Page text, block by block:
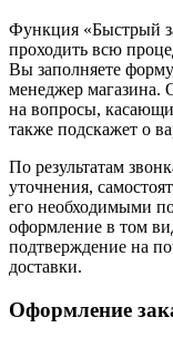
Функция «Быстрый
проходить всю
Вы заполняете
менеджер магазина.
на вопросы,
также подскажет о
По результатам
уточнения,
его необходимыми
оформление в том
подтверждение на
доставки.
Оформление